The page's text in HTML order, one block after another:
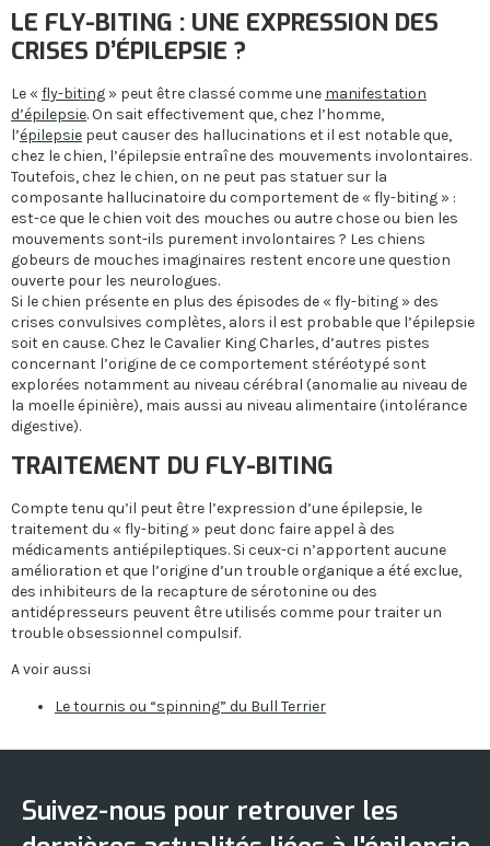
LE FLY-BITING : UNE EXPRESSION DES
CRISES D’ÉPILEPSIE ?
Le « fly-biting » peut être classé comme une manifestation
d’épilepsie. On sait effectivement que, chez l’homme,
l’épilepsie peut causer des hallucinations et il est notable que,
chez le chien, l’épilepsie entraîne des mouvements involontaires.
Toutefois, chez le chien, on ne peut pas statuer sur la
composante hallucinatoire du comportement de « fly-biting » :
est-ce que le chien voit des mouches ou autre chose ou bien les
mouvements sont-ils purement involontaires ? Les chiens
gobeurs de mouches imaginaires restent encore une question
ouverte pour les neurologues.
Si le chien présente en plus des épisodes de « fly-biting » des
crises convulsives complètes, alors il est probable que l’épilepsie
soit en cause. Chez le Cavalier King Charles, d’autres pistes
concernant l’origine de ce comportement stéréotypé sont
explorées notamment au niveau cérébral (anomalie au niveau de
la moelle épinière), mais aussi au niveau alimentaire (intolérance
digestive).
TRAITEMENT DU FLY-BITING
Compte tenu qu’il peut être l’expression d’une épilepsie, le
traitement du « fly-biting » peut donc faire appel à des
médicaments antiépileptiques. Si ceux-ci n’apportent aucune
amélioration et que l’origine d’un trouble organique a été exclue,
des inhibiteurs de la recapture de sérotonine ou des
antidépresseurs peuvent être utilisés comme pour traiter un
trouble obsessionnel compulsif.
A voir aussi
Le tournis ou “spinning” du Bull Terrier
Suivez-nous pour retrouver les